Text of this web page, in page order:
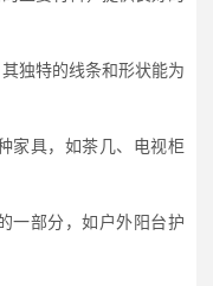
独特的线条和形状能为
家具，如茶几、电视柜
一部分，如户外阳台护